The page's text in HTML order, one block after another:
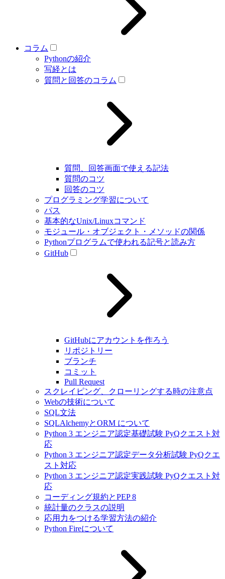
コラム
Pythonの紹介
写経とは
質問と回答のコラム
質問、回答画面で使える記法
質問のコツ
回答のコツ
プログラミング学習について
パス
基本的なUnix/Linuxコマンド
モジュール・オブジェクト・メソッドの関係
Pythonプログラムで使われる記号と読み方
GitHub
GitHubにアカウントを作ろう
リポジトリー
ブランチ
コミット
Pull Request
スクレイピング、クローリングする時の注意点
Webの技術について
SQL文法
SQLAlchemyとORM について
Python 3 エンジニア認定基礎試験 PyQクエスト対
応
Python 3 エンジニア認定データ分析試験 PyQクエ
スト対応
Python 3 エンジニア認定実践試験 PyQクエスト対
応
コーディング規約とPEP 8
統計量のクラスの説明
応用力をつける学習方法の紹介
Python Fireについて